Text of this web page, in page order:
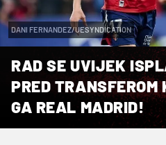
DANI FERNANDEZ/UESYNDICATION
RAD SE UVIJEK
PRED
GA REAL MADRID!